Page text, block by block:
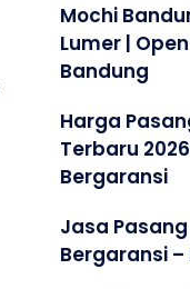
Mochi
Lumer |
Bandung
Harga
Terbaru
Bergaransi
Jasa
Bergaransi